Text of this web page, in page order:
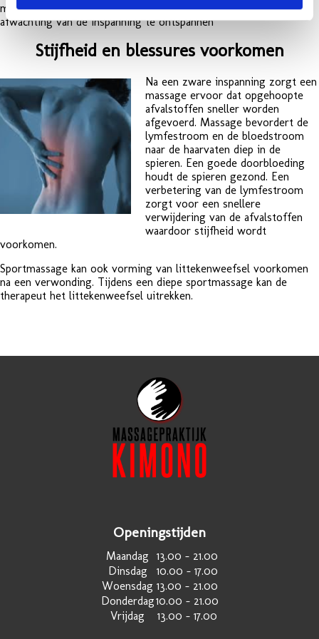
massage vooraf bereidt de sporter voor door de spieren in
afwachting van de inspanning te ontspannen
Stijfheid en blessures voorkomen
Na een zware inspanning zorgt een
massage ervoor dat opgehoopte
afvalstoffen sneller worden
afgevoerd. Massage bevordert de
lymfestroom en de bloedstroom
naar de haarvaten diep in de
spieren. Een goede doorbloeding
houdt de spieren gezond. Een
verbetering van de lymfestroom
zorgt voor een snellere
verwijdering van de afvalstoffen
waardoor stijfheid wordt
voorkomen.
Sportmassage kan ook vorming van littekenweefsel voorkomen
na een verwonding. Tijdens een diepe sportmassage kan de
therapeut het littekenweefsel uitrekken.
Openingstijden
Maandag
13.00 – 21.00
Dinsdag
10.00 – 17.00
Woensdag 13.00 – 21.00
Donderdag10.00 – 21.00
Vrijdag
13.00 – 17.00